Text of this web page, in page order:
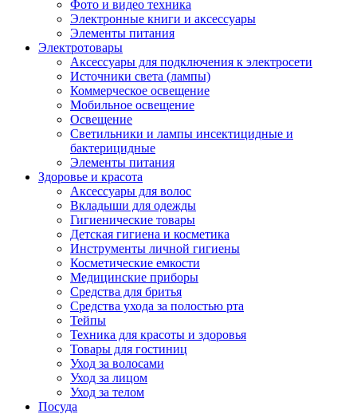
Фото и видео техника
Электронные книги и аксессуары
Элементы питания
Электротовары
Аксессуары для подключения к электросети
Источники света (лампы)
Коммерческое освещение
Мобильное освещение
Освещение
Светильники и лампы инсектицидные и
бактерицидные
Элементы питания
Здоровье и красота
Аксессуары для волос
Вкладыши для одежды
Гигиенические товары
Детская гигиена и косметика
Инструменты личной гигиены
Косметические емкости
Медицинские приборы
Средства для бритья
Средства ухода за полостью рта
Тейпы
Техника для красоты и здоровья
Товары для гостиниц
Уход за волосами
Уход за лицом
Уход за телом
Посуда